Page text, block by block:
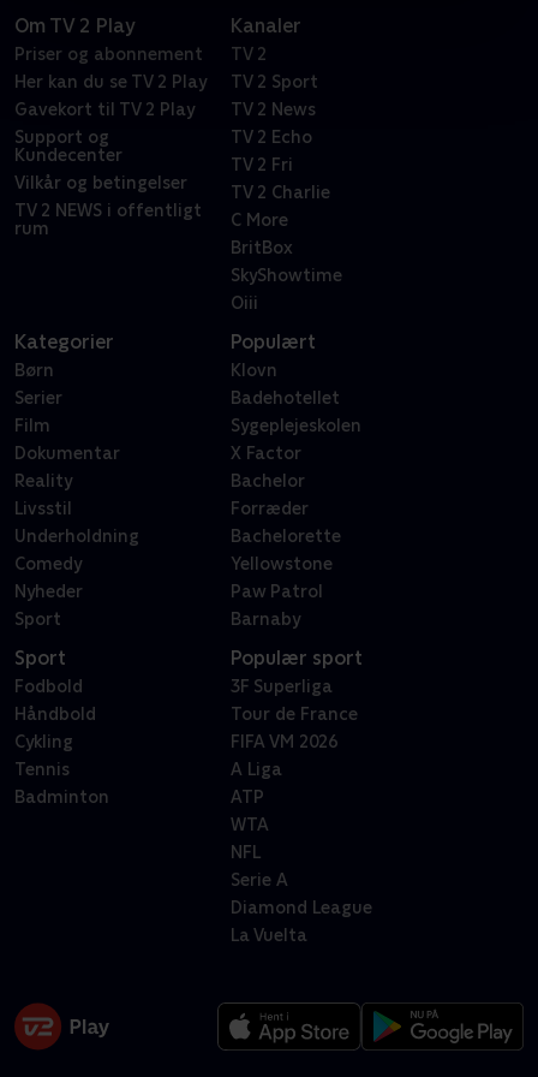
Om TV 2 Play
Priser og abonnement
Her kan du se TV 2 Play
Gavekort til TV 2 Play
Support og
Kundecenter
Vilkår og betingelser
TV 2 NEWS i offentligt
rum
Kanaler
TV 2
TV 2 Sport
TV 2 News
TV 2 Echo
TV 2 Fri
TV 2 Charlie
C More
BritBox
SkyShowtime
Oiii
Kategorier
Børn
Serier
Film
Dokumentar
Reality
Livsstil
Underholdning
Comedy
Nyheder
Sport
Populært
Klovn
Badehotellet
Sygeplejeskolen
X Factor
Bachelor
Forræder
Bachelorette
Yellowstone
Paw Patrol
Barnaby
Sport
Fodbold
Håndbold
Cykling
Tennis
Badminton
Populær sport
3F Superliga
Tour de France
FIFA VM 2026
A Liga
ATP
WTA
NFL
Serie A
Diamond League
La Vuelta